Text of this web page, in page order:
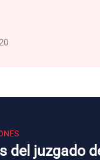
del juzgado